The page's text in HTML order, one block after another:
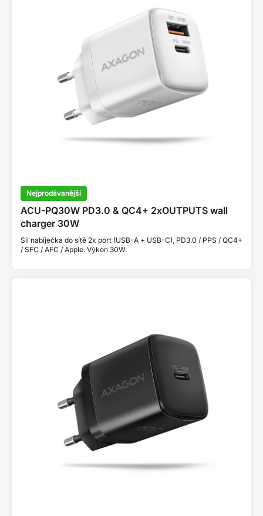
Nejprodávanější
ACU-PQ30W PD3.0 & QC4+ 2xOUTPUTS wall
charger 30W
Sil nabíječka do sítě 2x port (USB-A + USB-C), PD3.0 / PPS / QC4+
/ SFC / AFC / Apple. Výkon 30W.